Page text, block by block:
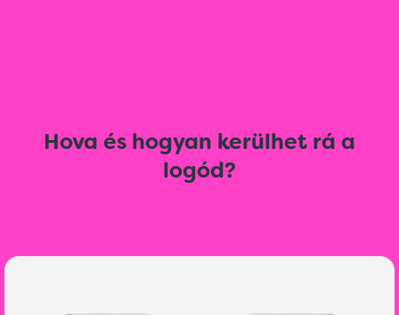
Hova és hogyan kerülhet rá a
logód?